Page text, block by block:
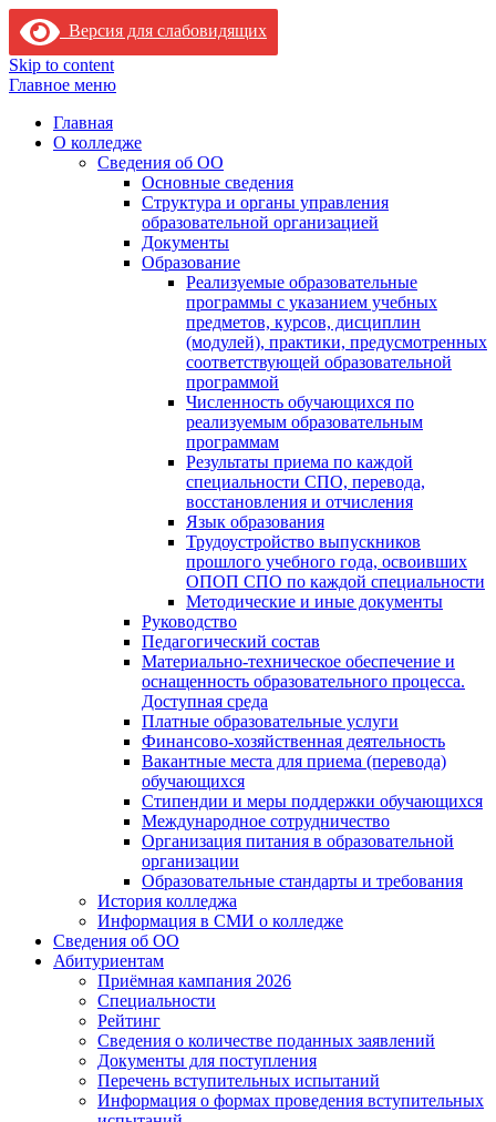
Версия для слабовидящих
Skip to content
Главное меню
Главная
О колледже
Сведения об ОО
Основные сведения
Структура и органы управления
образовательной организацией
Документы
Образование
Реализуемые образовательные
программы с указанием учебных
предметов, курсов, дисциплин
(модулей), практики, предусмотренных
соответствующей образовательной
программой
Численность обучающихся по
реализуемым образовательным
программам
Результаты приема по каждой
специальности СПО, перевода,
восстановления и отчисления
Язык образования
Трудоустройство выпускников
прошлого учебного года, освоивших
ОПОП СПО по каждой специальности
Методические и иные документы
Руководство
Педагогический состав
Материально-техническое обеспечение и
оснащенность образовательного процесса.
Доступная среда
Платные образовательные услуги
Финансово-хозяйственная деятельность
Вакантные места для приема (перевода)
обучающихся
Стипендии и меры поддержки обучающихся
Международное сотрудничество
Организация питания в образовательной
организации
Образовательные стандарты и требования
История колледжа
Информация в СМИ о колледже
Сведения об ОО
Абитуриентам
Приёмная кампания 2026
Специальности
Рейтинг
Сведения о количестве поданных заявлений
Документы для поступления
Перечень вступительных испытаний
Информация о формах проведения вступительных